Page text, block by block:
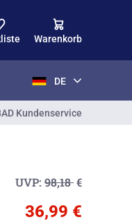
Warenkorb
DE
Kundenservice
UVP: 98,18€
36,99 €